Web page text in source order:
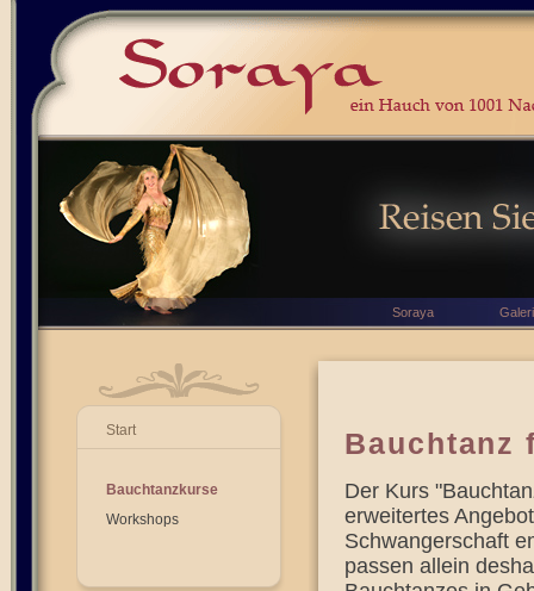
Start
Bauchtanzkurse
Workshops
Bauchtanz
Der Kurs
erweitertes
Schwangerschaft
passen allein
Soraya